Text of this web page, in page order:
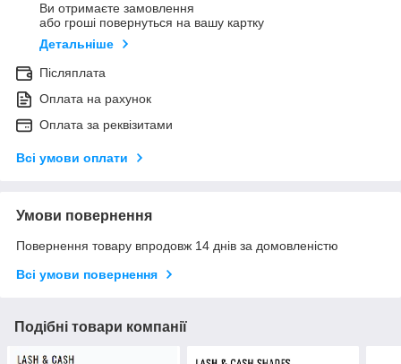
Ви отримаєте замовлення
або гроші повернуться на вашу картку
Детальніше
Післяплата
Оплата на рахунок
Оплата за реквізитами
Всі умови оплати
Умови повернення
Повернення товару впродовж 14 днів за домовленістю
Всі умови повернення
Подібні товари компанії